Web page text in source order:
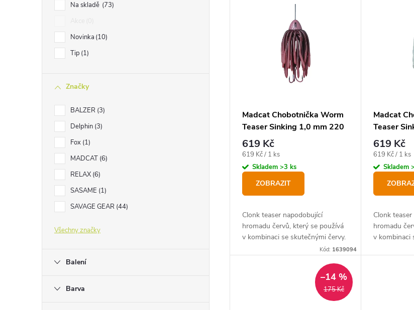
Na skladě 73
Novinka 10
Tip 1
Značky
BALZER 3
Delphin 3
Fox 1
MADCAT 6
RELAX 6
SASAME 1
SAVAGE GEAR 44
Všechny značky
Balení
Barva
Madcat Chobotnička Worm
Teaser Sinking 1,0 mm 220
lb 35 cm Brown Worm
619 Kč
Měrná
cena:
619 Kč / 1 ks
Skladem >3 ks
ZOBRAZIT
Clonk teaser napodobující
hromadu červů, který se používá
v kombinaci se skutečnými červy.
Kód: 1639094
Madcat
Teaser
lb 35 cm
619 Kč
Měrná
cena:
619 Kč / 1 ks
Skladem
Clonk
hromadu
v kombinaci
175 Kč
–14 %